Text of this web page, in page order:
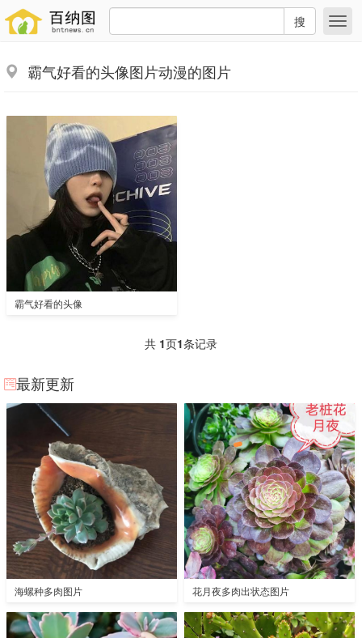
搜
霸气好看的头像图片动漫的图片
霸气好看的头像
共 1页1条记录
最新更新
海螺种多肉图片 花月夜多肉出状态图片